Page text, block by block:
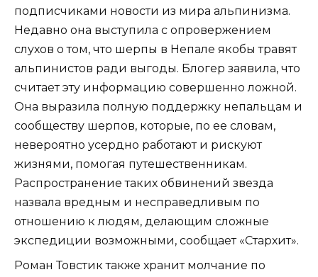
подписчиками новости из мира альпинизма.
Недавно она выступила с опровержением
слухов о том, что шерпы в Непале якобы травят
альпинистов ради выгоды. Блогер заявила, что
считает эту информацию совершенно ложной.
Она выразила полную поддержку непальцам и
сообществу шерпов, которые, по ее словам,
невероятно усердно работают и рискуют
жизнями, помогая путешественникам.
Распространение таких обвинений звезда
назвала вредным и несправедливым по
отношению к людям, делающим сложные
экспедиции возможными, сообщает «Стархит».
Роман Товстик также хранит молчание по